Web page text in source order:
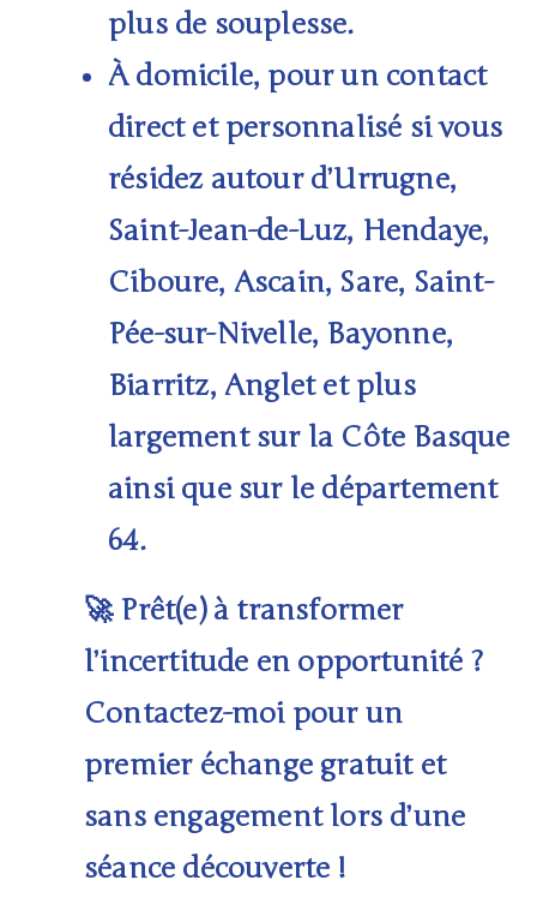
plus de souplesse.
À domicile, pour un contact
direct et personnalisé si vous
résidez autour d’Urrugne,
Saint-Jean-de-Luz, Hendaye,
Ciboure, Ascain, Sare, Saint-
Pée-sur-Nivelle, Bayonne,
Biarritz, Angletet plus
largement sur la Côte Basque
ainsi que sur le département
64.
🚀 Prêt(e) à transformer
l’incertitude en opportunité ?
Contactez-moi pour un
premier échange gratuit et
sans engagement lors d’une
séance découverte !